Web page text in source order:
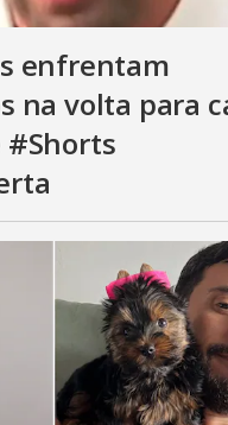
enfrentam
na volta para
#Shorts